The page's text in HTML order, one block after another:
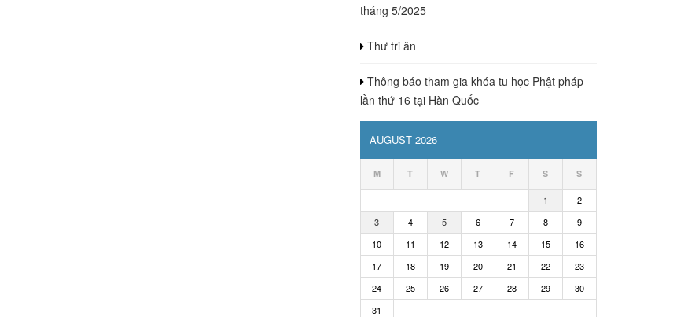
tháng 5/2025
Thư tri ân
Thông báo tham gia khóa tu học Phật pháp
lần thứ 16 tại Hàn Quốc
AUGUST 2026
M T W T F S S
1
2
3
4 5 6 7 8
9
10
11 12 13 14 15
16
17
18 19 20 21 22
23
24
25 26 27 28 29
30
31